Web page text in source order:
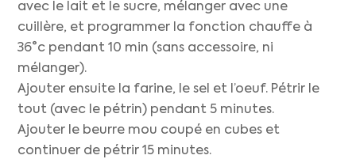
avec le lait et le sucre, mélanger avec une
cuillère, et programmer la fonction chauffe à
36°c pendant 10 min (sans accessoire, ni
mélanger).
Ajouter ensuite la farine, le sel et l’oeuf. Pétrir le
tout (avec le pétrin) pendant 5 minutes.
Ajouter le beurre mou coupé en cubes et
continuer de pétrir 15 minutes.